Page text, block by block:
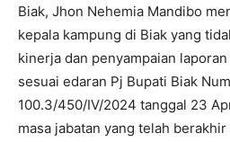
Biak, Jhon Nehemia Mandibo
kepala kampung di Biak yang
kinerja dan penyampaian
sesuai edaran Pj Bupati Biak
100.3/450/IV/2024 tanggal 23
masa jabatan yang telah